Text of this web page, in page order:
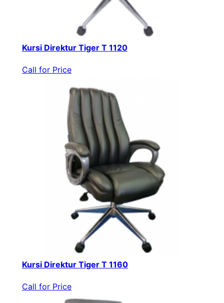
Kursi Direktur Tiger T 1120
Call for Price
Kursi Direktur Tiger T 1160
Call for Price